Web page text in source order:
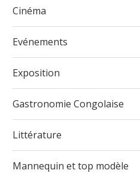
Cinéma
Evénements
Exposition
Gastronomie Congolaise
Littérature
Mannequin et top modèle